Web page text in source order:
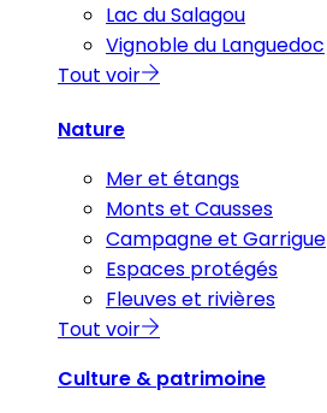
Lac du Salagou
Vignoble du Languedoc
Tout voir
Nature
Mer et étangs
Monts et Causses
Campagne et Garrigue
Espaces protégés
Fleuves et rivières
Tout voir
Culture & patrimoine